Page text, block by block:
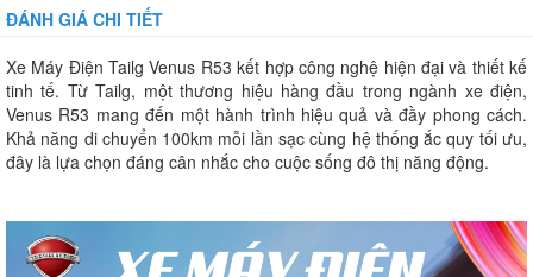
ĐÁNH GIÁ CHI TIẾT
Xe Máy Điện Tailg Venus R53 kết hợp công nghệ hiện đại và thiết kế
tinh tế. Từ Tailg, một thương hiệu hàng đầu trong ngành xe điện,
Venus R53 mang đến một hành trình hiệu quả và đầy phong cách.
Khả năng di chuyển 100km mỗi lần sạc cùng hệ thống ắc quy tối ưu,
đây là lựa chọn đáng cân nhắc cho cuộc sống đô thị năng động.